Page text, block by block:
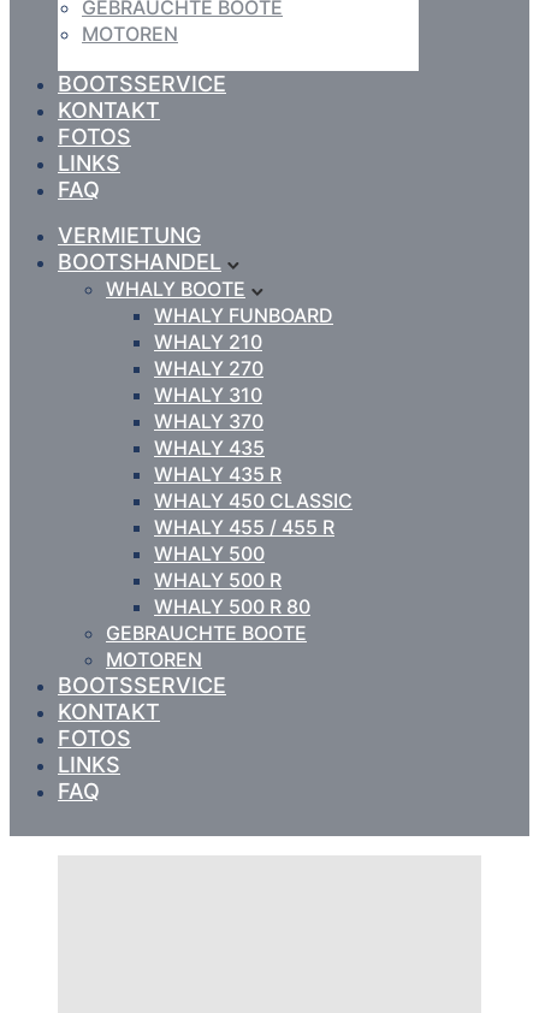
GEBRAUCHTE BOOTE
MOTOREN
BOOTSSERVICE
KONTAKT
FOTOS
LINKS
FAQ
VERMIETUNG
BOOTSHANDEL
WHALY BOOTE
WHALY FUNBOARD
WHALY 210
WHALY 270
WHALY 310
WHALY 370
WHALY 435
WHALY 435 R
WHALY 450 CLASSIC
WHALY 455 / 455 R
WHALY 500
WHALY 500 R
WHALY 500 R 80
GEBRAUCHTE BOOTE
MOTOREN
BOOTSSERVICE
KONTAKT
FOTOS
LINKS
FAQ